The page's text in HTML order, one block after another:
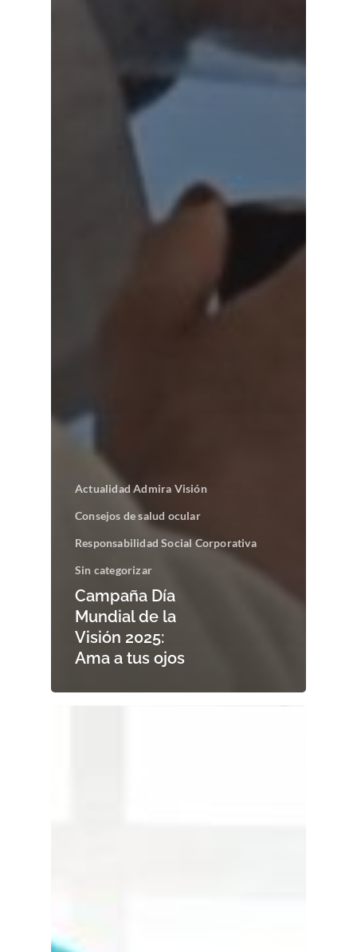
Actualidad Admira Visión
Consejos de salud ocular
Responsabilidad Social Corporativa
Sin categorizar
Campaña Día
Mundial de la
Visión 2025:
Ama a tus ojos